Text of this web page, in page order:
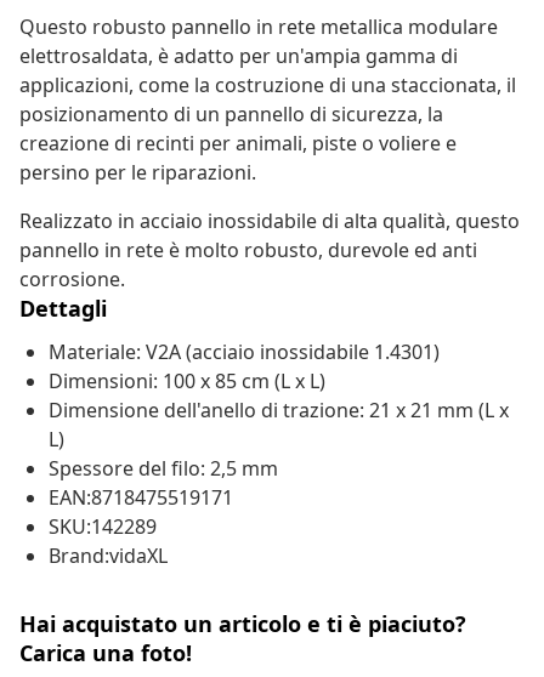
Questo robusto pannello in rete metallica modulare
elettrosaldata, è adatto per un'ampia gamma di
applicazioni, come la costruzione di una staccionata, il
posizionamento di un pannello di sicurezza, la
creazione di recinti per animali, piste o voliere e
persino per le riparazioni.
Realizzato in acciaio inossidabile di alta qualità, questo
pannello in rete è molto robusto, durevole ed anti
corrosione.
Dettagli
Materiale: V2A (acciaio inossidabile 1.4301)
Dimensioni: 100 x 85 cm (L x L)
Dimensione dell'anello di trazione: 21 x 21 mm (L x
L)
Spessore del filo: 2,5 mm
EAN:8718475519171
SKU:142289
Brand:vidaXL
Hai acquistato un articolo e ti è piaciuto?
Carica una foto!